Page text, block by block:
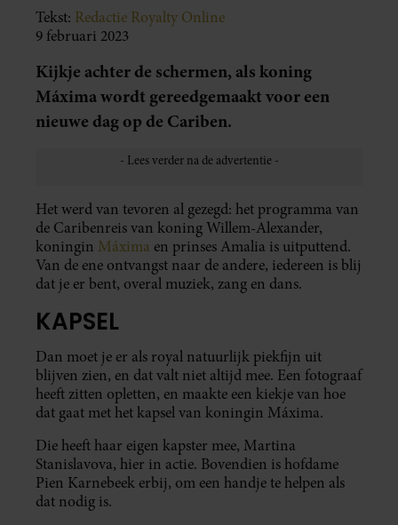
Tekst: Redactie Royalty Online
9 februari 2023
Kijkje achter de schermen, als koning
Máxima wordt gereedgemaakt voor een
nieuwe dag op de Cariben.
Het werd van tevoren al gezegd: het programma van
de Caribenreis van koning Willem-Alexander,
koningin Máxima en prinses Amalia is uitputtend.
Van de ene ontvangst naar de andere, iedereen is blij
dat je er bent, overal muziek, zang en dans.
KAPSEL
Dan moet je er als royal natuurlijk piekfijn uit
blijven zien, en dat valt niet altijd mee. Een fotograaf
heeft zitten opletten, en maakte een kiekje van hoe
dat gaat met het kapsel van koningin Máxima.
Die heeft haar eigen kapster mee, Martina
Stanislavova, hier in actie. Bovendien is hofdame
Pien Karnebeek erbij, om een handje te helpen als
dat nodig is.